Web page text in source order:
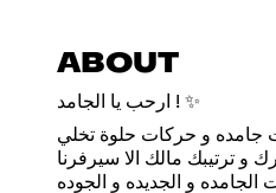
ABOUT
ارحب يا الجامد ! ✨
جامده و حركات حلوة تخلي
و ترتيبك مالك الا سيرفرنا
الجامده و الجديده و الجوده